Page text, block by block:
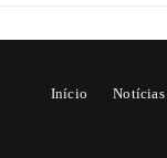
Início Notícias